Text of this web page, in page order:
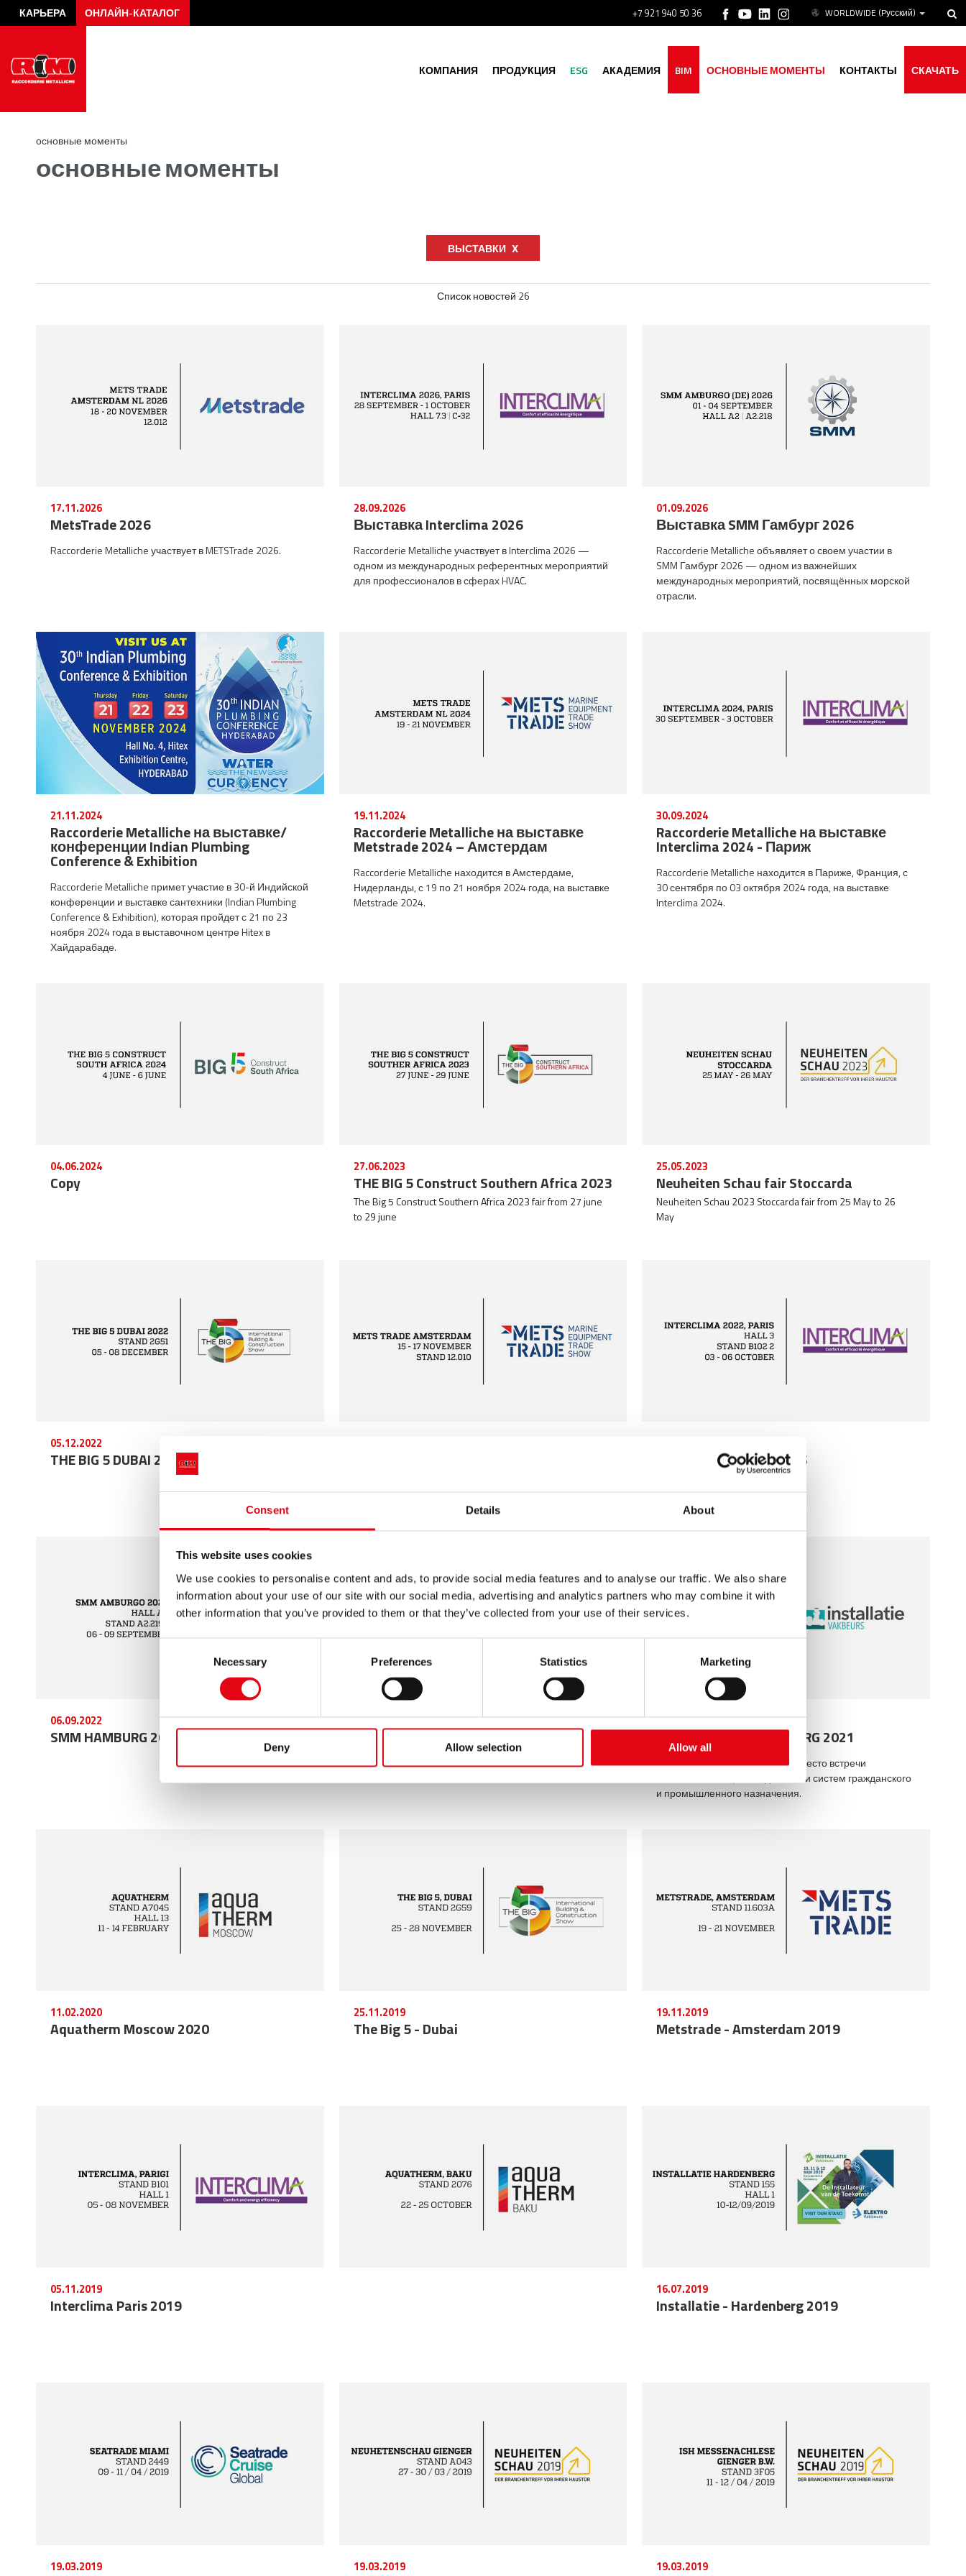
Consent Details About
This website uses cookies
We use cookies to personalise content and ads, to provide social media features and to analyse our traffic. We also share
information about your use of our site with our social media, advertising and analytics partners who may combine it with
other information that you’ve provided to them or that they’ve collected from your use of their services.
Necessary Preferences Statistics Marketing
Deny Allow selection Allow all
WORLDWIDE (Pусский)
КАРЬЕРА ОНЛАЙН-КАТАЛОГ +7 921 940 50 36
КОМПАНИЯ ПРОДУКЦИЯ ESG АКАДЕМИЯ BIM ОСНОВНЫЕ МОМЕНТЫ КОНТАКТЫ СКАЧАТЬ
основные моменты
основные моменты
ВЫСТАВКИ
Список новостей 26
17.11.2026
MetsTrade 2026
Raccorderie Metalliche участвует в METSTrade 2026.
28.09.2026
Выставка Interclima 2026
Raccorderie Metalliche участвует в Interclima 2026 —
одном из международных референтных мероприятий
для профессионалов в сферах HVAC.
01.09.2026
Выставка SMM Гамбург 2026
Raccorderie Metalliche объявляет о своем участии в
SMM Гамбург 2026 — одном из важнейших
международных мероприятий, посвящённых морской
отрасли.
21.11.2024
Raccorderie Metalliche на выставке/
конференции Indian Plumbing
Conference & Exhibition
Raccorderie Metalliche примет участие в 30-й Индийской
конференции и выставке сантехники (Indian Plumbing
Conference & Exhibition), которая пройдет с 21 по 23
ноября 2024 года в выставочном центре Hitex в
Хайдарабаде.
19.11.2024
Raccorderie Metalliche на выставке
Metstrade 2024 – Амстердам
Raccorderie Metalliche находится в Амстердаме,
Нидерланды, с 19 по 21 ноября 2024 года, на выставке
Metstrade 2024.
30.09.2024
Raccorderie Metalliche на выставке
Interclima 2024 - Париж
Raccorderie Metalliche находится в Париже, Франция, с
30 сентября по 03 октября 2024 года, на выставке
Interclima 2024.
04.06.2024
Copy
27.06.2023
THE BIG 5 Construct Southern Africa 2023
The Big 5 Construct Southern Africa 2023 fair from 27 june
to 29 june
25.05.2023
Neuheiten Schau fair Stoccarda
Neuheiten Schau 2023 Stoccarda fair from 25 May to 26
May
05.12.2022
THE BIG 5 DUBAI 2022 INTERCLIMA 2022, PARIS
06.09.2022
SMM HAMBURG 2022
15.02.2022
Aquatherm Moscow 2022
14.09.2021
INSTALLATIE HARDENBERG 2021
INSTALLATIE HARDENBERG 2021: место встречи
монтажников c производителями систем гражданского
и промышленного назначения.
11.02.2020
Aquatherm Moscow 2020
25.11.2019
The Big 5 - Dubai
19.11.2019
Metstrade - Amsterdam 2019
05.11.2019
Interclima Paris 2019
16.07.2019
Installatie - Hardenberg 2019
19.03.2019 19.03.2019 19.03.2019